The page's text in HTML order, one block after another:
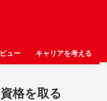
ュー キャリアを考える
資格を取る
ュー キャリアを考える